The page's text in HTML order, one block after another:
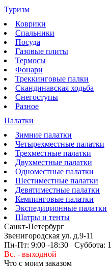
Туризм
Коврики
Спальники
Посуда
Газовые плиты
Термосы
Фонари
Треккинговые палки
Скандинавская ходьба
Снегоступы
Разное
Палатки
Зимние палатки
Четырехместные палатки
Трехместные палатки
Двухместные палатки
Одноместные палатки
Шестиместные палатки
Девятиместные палатки
Кемпинговые палатки
Экспедиционные палатки
Шатры и тенты
Санкт-Петербург
Звенигородская ул. д.9-11
Пн-Пт: 9:00 -18:30 Суббота:
Вс. - выходной
Что с моим заказом